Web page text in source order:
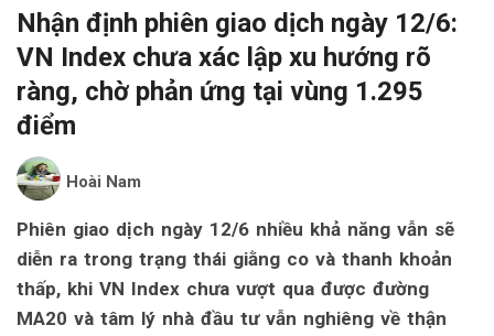
Nhận định phiên giao dịch ngày 12/6:
VN Index chưa xác lập xu hướng rõ
ràng, chờ phản ứng tại vùng 1.295
điểm
Hoài Nam
Phiên giao dịch ngày 12/6 nhiều khả năng vẫn sẽ
diễn ra trong trạng thái giằng co và thanh khoản
thấp, khi VN Index chưa vượt qua được đường
MA20 và tâm lý nhà đầu tư vẫn nghiêng về thận